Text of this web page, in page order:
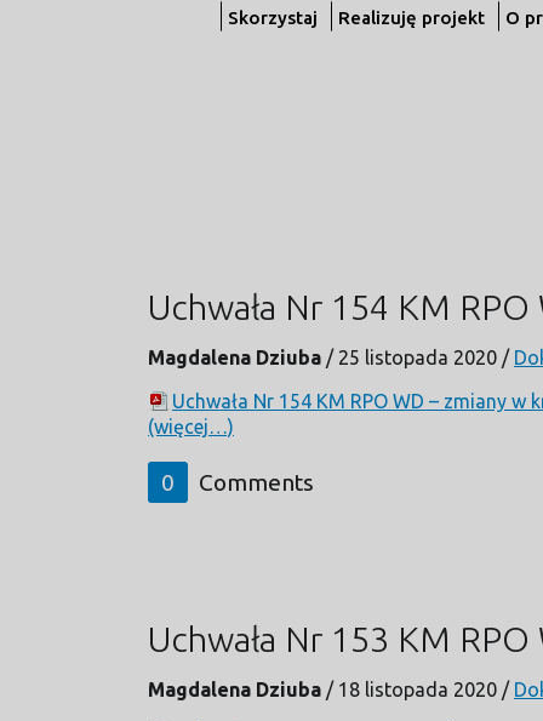
Skorzystaj Realizuję projekt O
Uchwała Nr 154 KM
Magdalena Dziuba / 25 listopada 2020 /
Uchwała Nr 154 KM RPO WD – zmiany w
(więcej…)
0 Comments
Uchwała Nr 153 KM
Magdalena Dziuba / 18 listopada 2020 /